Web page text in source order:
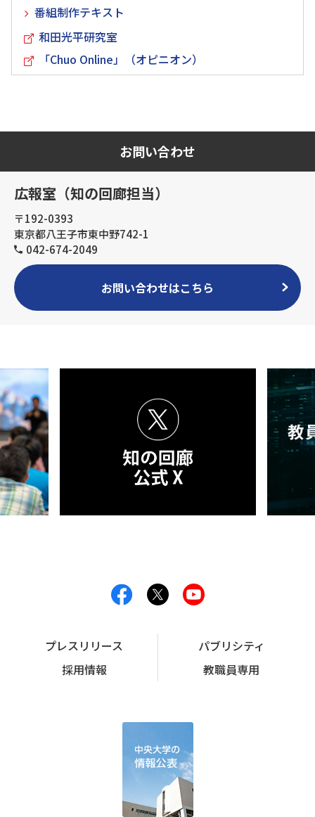
番組制作テキスト
和田光平研究室
「Chuo Online」（オピニオン）
お問い合わせ
広報室（知の回廊担当）
〒192-0393
東京都八王子市東中野742-1
042-674-2049
お問い合わせはこちら
プレスリリース
パブリシティ
採用情報
教職員専用